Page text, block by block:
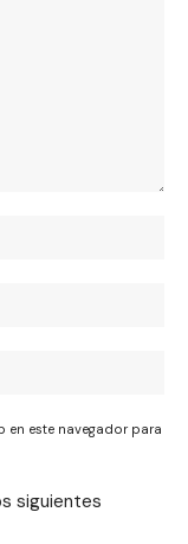
este navegador para
siguientes